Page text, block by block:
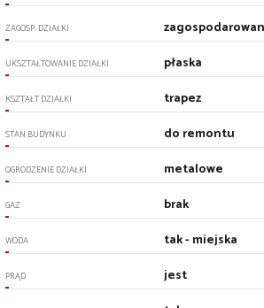
ZAGOSP. DZIAŁKI
UKSZTAŁTOWANIE DZIAŁKI płaska
KSZTAŁT DZIAŁKI trapez
STAN BUDYNKU do remontu
OGRODZENIE DZIAŁKI metalowe
GAZ brak
WODA tak - miejska
PRĄD jest